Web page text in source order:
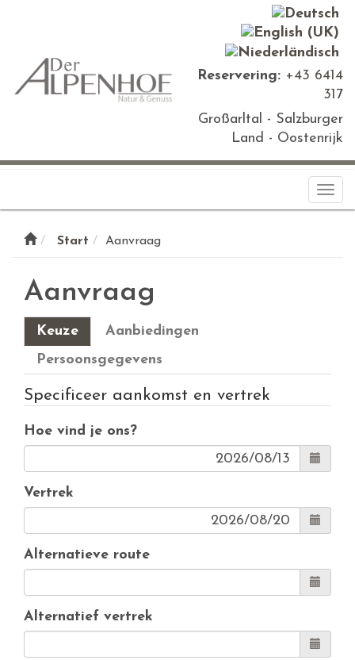
Reservering: +43 6414
317
Großarltal - Salzburger
Land - Oostenrijk
Start Aanvraag
Aanvraag
Keuze
Aanbiedingen
Persoonsgegevens
Specificeer aankomst en vertrek
Hoe vind je ons?
Vertrek
Alternatieve route
Alternatief vertrek